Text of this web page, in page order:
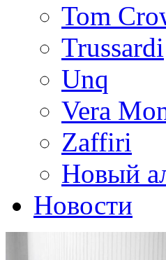
Tom
Trussardi
Unq
Vera
Zaffiri
Новый
Новости